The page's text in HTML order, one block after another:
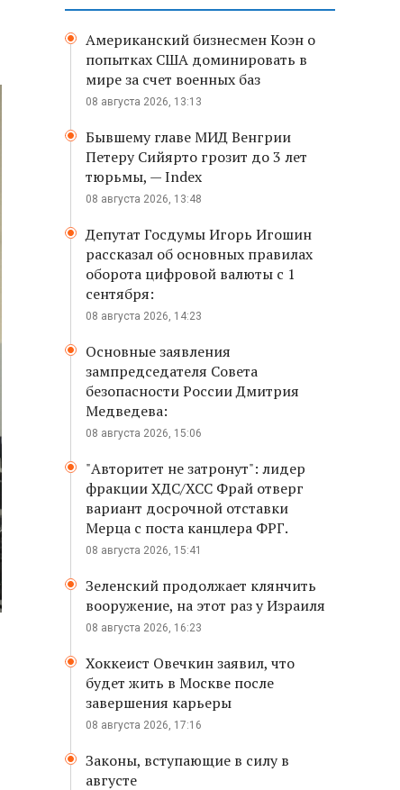
Американский бизнесмен Коэн о
попытках США доминировать в
мире за счет военных баз
08 августа 2026, 13:13
Бывшему главе МИД Венгрии
Петеру Сийярто грозит до 3 лет
тюрьмы, — Index
08 августа 2026, 13:48
Депутат Госдумы Игорь Игошин
рассказал об основных правилах
оборота цифровой валюты с 1
сентября:
08 августа 2026, 14:23
Основные заявления
зампредседателя Совета
безопасности России Дмитрия
Медведева:
08 августа 2026, 15:06
"Авторитет не затронут": лидер
фракции ХДС/ХСС Фрай отверг
вариант досрочной отставки
Мерца с поста канцлера ФРГ.
08 августа 2026, 15:41
Зеленский продолжает клянчить
вооружение, на этот раз у Израиля
08 августа 2026, 16:23
Хоккеист Овечкин заявил, что
будет жить в Москве после
завершения карьеры
08 августа 2026, 17:16
Законы, вступающие в силу в
августе